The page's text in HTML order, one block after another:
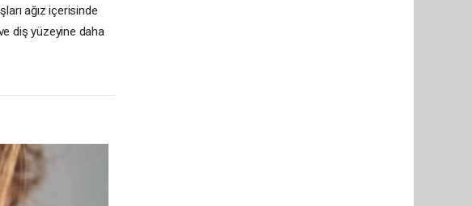
ağız içerisinde
diş yüzeyine daha